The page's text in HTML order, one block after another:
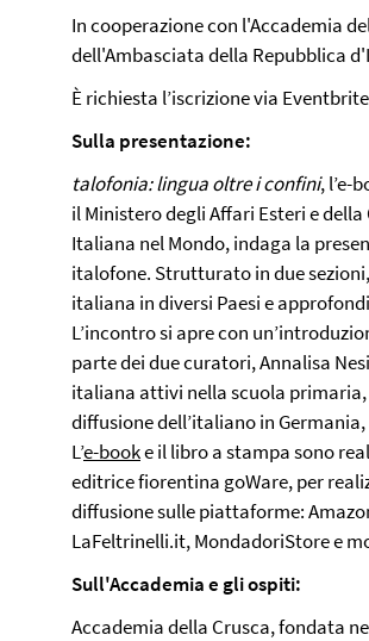
In cooperazione con l'Accademia
dell'Ambasciata della Repubblica
È richiesta l’iscrizione via
Sulla presentazione:
talofonia: lingua oltre i confini, l’e-
il Ministero degli Affari Esteri e
Italiana nel Mondo, indaga la
italofone. Strutturato in due
italiana in diversi Paesi e
L’incontro si apre con
parte dei due curatori, Annalisa
italiana attivi nella scuola primaria,
diffusione dell’italiano in
L’e-booke il libro a stampa sono
editrice fiorentina goWare, per
diffusione sulle piattaforme:
LaFeltrinelli.it, MondadoriStore e
Sull'Accademia e gli ospiti:
Accademia della Crusca, fondata